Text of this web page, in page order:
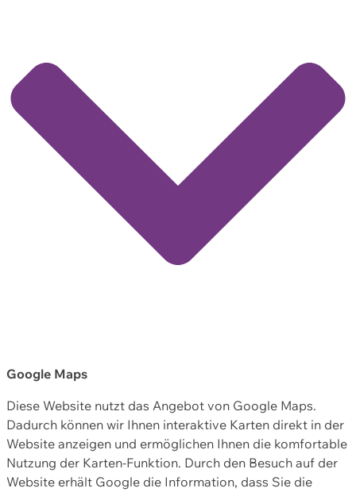
Google Maps
Diese Website nutzt das Angebot von Google Maps.
Dadurch können wir Ihnen interaktive Karten direkt in der
Website anzeigen und ermöglichen Ihnen die komfortable
Nutzung der Karten-Funktion. Durch den Besuch auf der
Website erhält Google die Information, dass Sie die